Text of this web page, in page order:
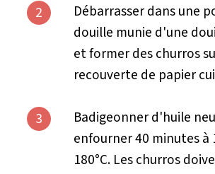
2
Débarrasser dans une
douille munie d'une
et former des churros
recouverte de papier
3
Badigeonner d'huile
enfourner 40 minutes à
180°C. Les churros